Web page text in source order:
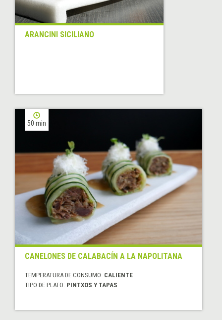
ARANCINI SICILIANO
50 min
CANELONES DE CALABACÍN A LA NAPOLITANA
TEMPERATURA DE CONSUMO: CALIENTE
TIPO DE PLATO: PINTXOS Y TAPAS